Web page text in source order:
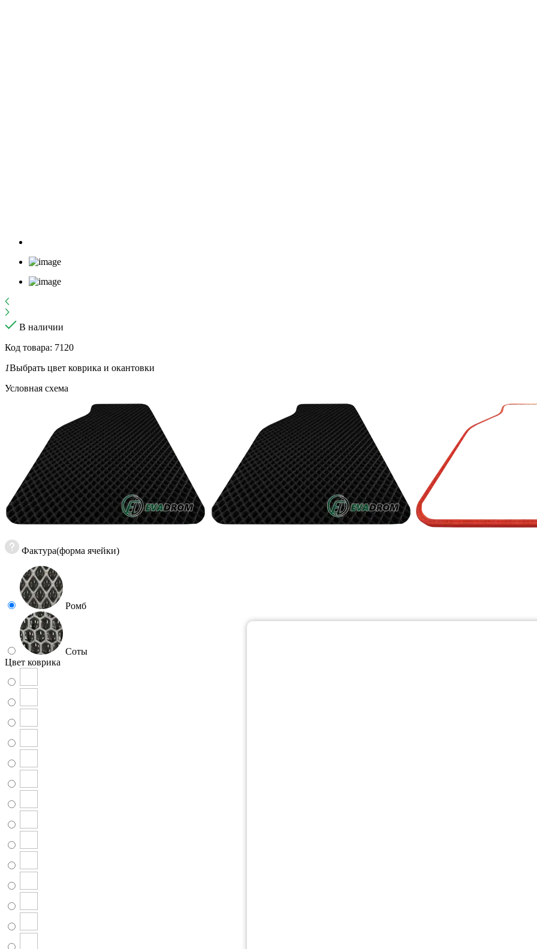
В наличии
Код товара: 7120
1Выбрать цвет коврика и окантовки
Условная схема
Фактура(форма ячейки)
Ромб
Соты
Цвет коврика